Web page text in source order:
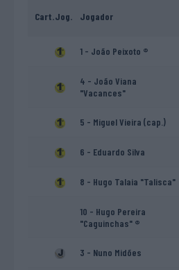
Cart.Jog. Jogador
1 - João Peixoto ®
4 - João Viana
"Vacances"
5 - Miguel Vieira (cap.)
6 - Eduardo Silva
8 - Hugo Talaia "Talisca"
10 - Hugo Pereira
"Caguinchas" ®
3 - Nuno Midões